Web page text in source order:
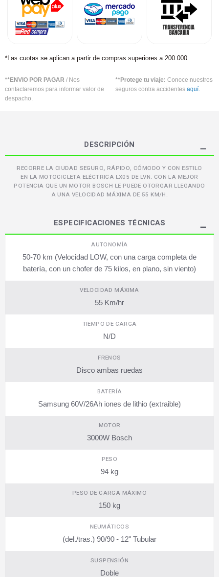
*Las cuotas se aplican a partir de compras superiores a 200.000.
**ENVIO POR PAGAR / Nos
contactaremos para informar valor de
despacho.
**Protege tu viaje: Conoce nuestros
seguros contra accidentes aquí.
DESCRIPCIÓN
RECORRE LA CIUDAD SEGURO, RÁPIDO, CÓMODO Y CON ESTILO
EN LA MOTOCICLETA ELÉCTRICA LX05 DE LVN. CON LA MEJOR
POTENCIA QUE UN MOTOR BOSCH LE PUEDE OTORGAR LLEGANDO
A UNA VELOCIDAD MÁXIMA DE 55 KM/H.
ESPECIFICACIONES TÉCNICAS
AUTONOMÍA
50-70 km (Velocidad LOW, con una carga completa de
batería, con un chofer de 75 kilos, en plano, sin viento)
VELOCIDAD MÁXIMA
55 Km/hr
TIEMPO DE CARGA
N/D
FRENOS
Disco ambas ruedas
BATERÍA
Samsung 60V/26Ah iones de lithio (extraible)
MOTOR
3000W Bosch
PESO
94 kg
PESO DE CARGA MÁXIMO
150 kg
NEUMÁTICOS
(del./tras.) 90/90 - 12" Tubular
SUSPENSIÓN
Doble